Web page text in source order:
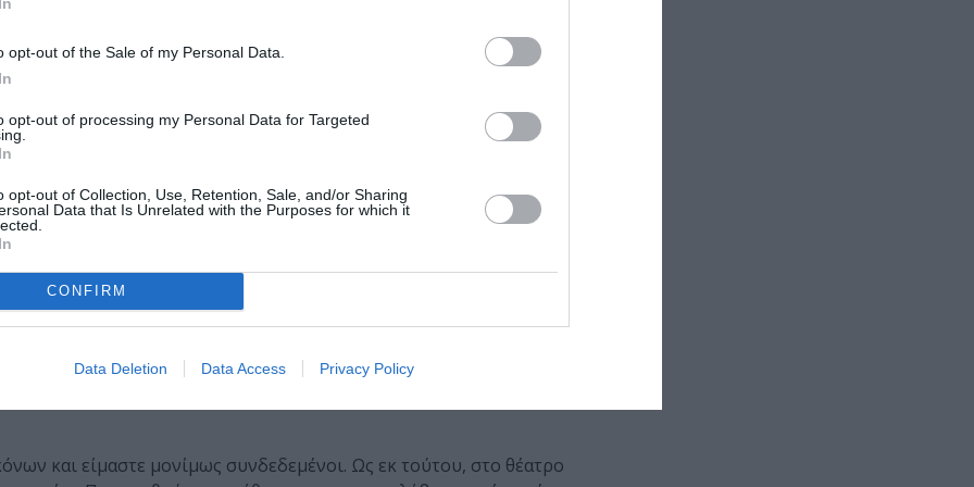
opt-out of the Sale of my Personal Data.
opt-out of processing my Personal Data for Targeted
opt-out of Collection, Use, Retention, Sale, and/or Sharing
Data that Is Unrelated with the Purposes for which it
CONFIRM
Data Deletion Data Access Privacy Policy
μια δημιουργική χορογραφία απόλυτης ελευθερίας.
οργανωμένης κοινωνίας και δοκιμάζει την ιδέα του καθολικού
πάντα και είναι προφανές ότι σύντομα δεν θα υπάρχουν αρκετές
τι θα συμβεί μετά; Ίσως δεν θα χρειάζεται να δουλεύουμε
απλό. Είναι πολύ πιο πολύπλοκο. Στοχαστήκαμε για τη θέση του
μηνύματα που μας κάνουν να αισθανόμαστε αβοήθητοι και
άλλους, στον πλανήτη. Δεν υπάρχουν καλές επιλογές. Ό,τι κι αν
άρχισε να ξεσαλώνει ως έναν τρόπο αντίστασης στην
από την άλλη πλευρά, τι μπορούμε να κάνουμε;
και είμαστε μονίμως συνδεδεμένοι. Ως εκ τούτου, στο θέατρο